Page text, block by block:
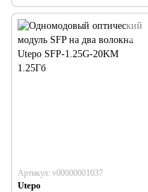
Артикул: v00000001037
Utepo